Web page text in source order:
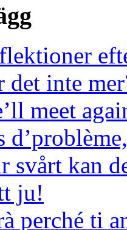
inte
meet
svårt kan
ju!
perché ti